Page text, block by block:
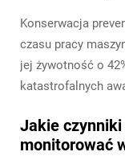
Konserwacja
czasu pracy
jej żywotność o
katastrofalnych
Jakie
monitorować